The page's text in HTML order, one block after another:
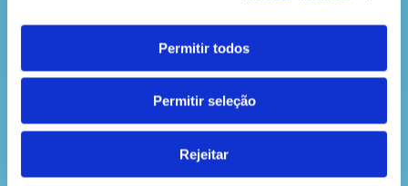
Permitir todos
Permitir seleção
Rejeitar